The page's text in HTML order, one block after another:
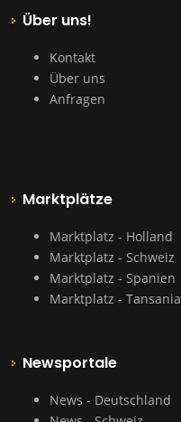
Über uns!
Kontakt
Über uns
Anfragen
Marktplätze
Marktplatz - Holland
Marktplatz - Schweiz
Marktplatz - Spanien
Marktplatz - Tansania
Newsportale
News - Deutschland